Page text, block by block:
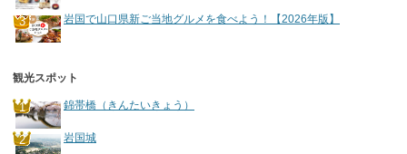
岩国で山口県新ご当地グルメを食べよう！【2026年版】
観光スポット
錦帯橋（きんたいきょう）
岩国城